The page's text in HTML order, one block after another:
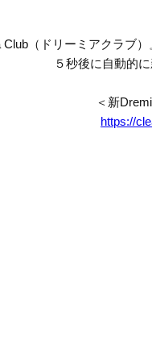
Club（ドリーミアクラブ
５秒後に自動的
＜新
https://